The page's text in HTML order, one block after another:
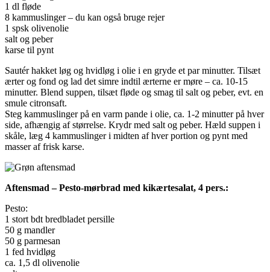
1 dl fløde
8 kammuslinger – du kan også bruge rejer
1 spsk olivenolie
salt og peber
karse til pynt
Sautér hakket løg og hvidløg i olie i en gryde et par minutter. Tilsæt
ærter og fond og lad det simre indtil ærterne er møre – ca. 10-15
minutter. Blend suppen, tilsæt fløde og smag til salt og peber, evt. en
smule citronsaft.
Steg kammuslinger på en varm pande i olie, ca. 1-2 minutter på hver
side, afhængig af størrelse. Krydr med salt og peber. Hæld suppen i
skåle, læg 4 kammuslinger i midten af hver portion og pynt med
masser af frisk karse.
Aftensmad – Pesto-mørbrad med kikærtesalat, 4 pers.:
Pesto:
1 stort bdt bredbladet persille
50 g mandler
50 g parmesan
1 fed hvidløg
ca. 1,5 dl olivenolie